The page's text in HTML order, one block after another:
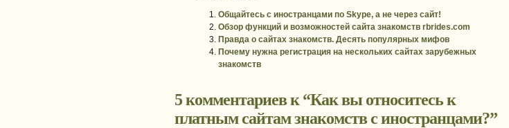
Общайтесь с иностранцами по Skype, a не через сайт!
Обзор функций и возможностей сайта знакомств rbrides.com
Правда о сайтах знакомств. Десять популярных мифов
Почему нужна регистрация на нескольких сайтах зарубежных
знакомств
5 комментариев к “Как вы относитесь к
платным сайтам знакомств с иностранцами?”